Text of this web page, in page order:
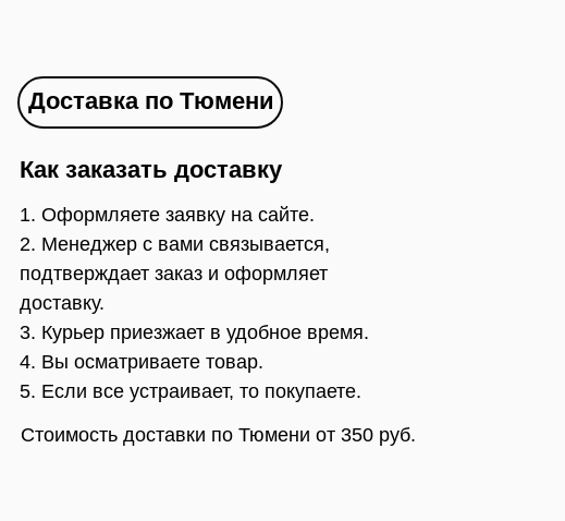
Доставка по Тюмени
Как заказать доставку
Стоимость доставки по Тюмени от 350 руб.
1. Оформляете заявку на сайте.
2. Менеджер с вами связывается,
подтверждает заказ и оформляет
доставку.
3. Курьер приезжает в удобное время.
4. Вы осматриваете товар.
5. Если все устраивает, то покупаете.